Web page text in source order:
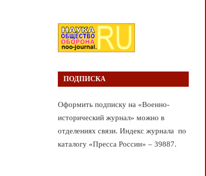
ПОДПИСКА
Оформить подписку на «Военно-
исторический журнал» можно в
отделениях связи. Индекс журнала по
каталогу «Пресса России» – 39887.